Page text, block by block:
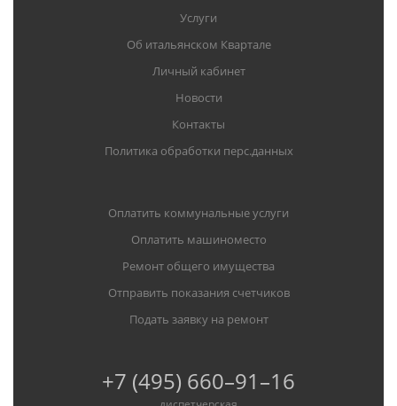
Услуги
Об итальянском Квартале
Личный кабинет
Новости
Контакты
Политика обработки перс.данных
Оплатить коммунальные услуги
Оплатить машиноместо
Ремонт общего имущества
Отправить показания счетчиков
Подать заявку на ремонт
+7 (495) 660–91–16